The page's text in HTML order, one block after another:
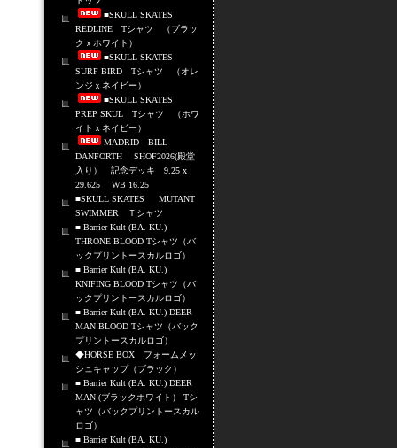
■SKULL SKATES
REDLINE Tシャツ （ブラッ
クｘホワイト）
■SKULL SKATES
SURF BIRD Tシャツ （オレ
ンジｘネイビー）
■SKULL SKATES
PREP SKUL Tシャツ （ホワ
イトｘネイビー）
MADRID BILL
DANFORTH SHOF2026(殿堂
入り） 記念デッキ 9.25 x
29.625 WB 16.25
■SKULL SKATES MUTANT
SWIMMER Ｔシャツ
■ Barrier Kult (BA. KU.)
THRONE BLOOD Tシャツ（バ
ックプリントースカルロゴ）
■ Barrier Kult (BA. KU.)
KNIFING BLOOD Tシャツ（バ
ックプリントースカルロゴ）
■ Barrier Kult (BA. KU.) DEER
MAN BLOOD Tシャツ（バック
プリントースカルロゴ）
◆HORSE BOX フォームメッ
シュキャップ（ブラック）
■ Barrier Kult (BA. KU.) DEER
MAN (ブラックホワイト） Tシ
ャツ（バックプリントースカル
ロゴ）
■ Barrier Kult (BA. KU.)